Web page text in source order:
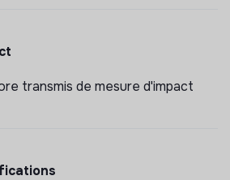
transmis de mesure d'impact